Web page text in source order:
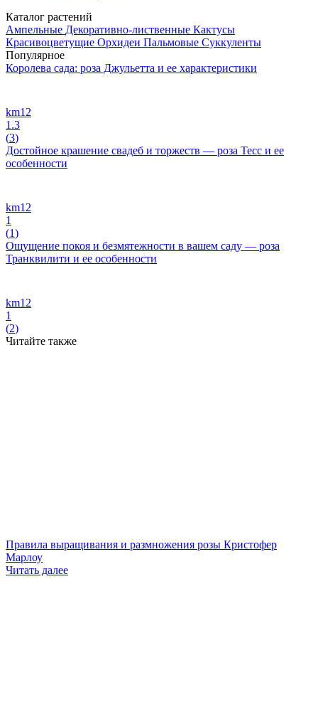
Каталог растений
Ампельные Декоративно-лиственные Кактусы
Красивоцветущие Орхидеи Пальмовые Суккуленты
Популярное
Королева сада: роза Джульетта и ее характеристики
km12
1.3
(3)
Достойное крашение свадеб и торжеств — роза Тесс и ее
особенности
km12
1
(1)
Ощущение покоя и безмятежности в вашем саду — роза
Транквилити и ее особенности
km12
1
(2)
Читайте также
Правила выращивания и размножения розы Кристофер
Марлоу
Читать далее